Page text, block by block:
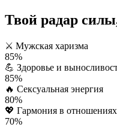
Твой радар
⚔️ Мужская харизма
85%
💪 Здоровье и
85%
🔥 Сексуальная энергия
80%
💖 Гармония в отношениях
70%